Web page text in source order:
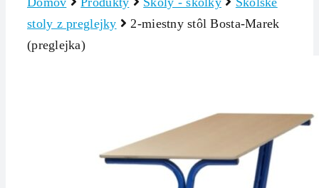
stoly z preglejky
2-miestny stôl Bosta-Marek
(preglejka)